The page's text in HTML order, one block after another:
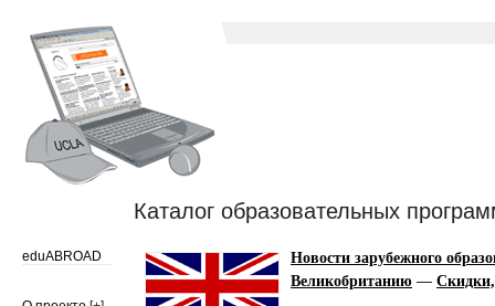
Каталог образовательных
eduABROAD
Новости зарубежного
Великобританию —